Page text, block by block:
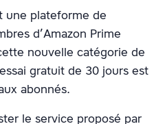
une plateforme de
d’Amazon Prime
nouvelle catégorie de
gratuit de 30 jours est
abonnés.
le service proposé par